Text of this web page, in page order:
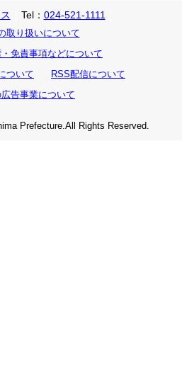
Tel： 024-521-1111
取り扱いについて
免責事項などについて
ついて
RSS配信について
告事業について
Prefecture.All Rights Reserved.